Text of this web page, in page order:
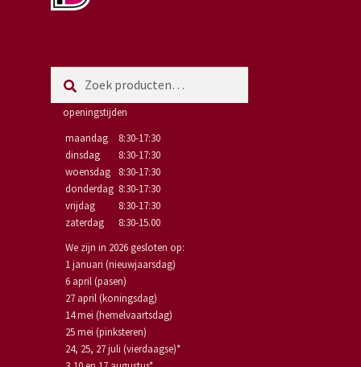
naar:
openingstijden
maandag
8:30-17:30
dinsdag
8:30-17:30
woensdag
8:30-17:30
donderdag 8:30-17:30
vrijdag
8:30-17:30
zaterdag
8:30-15.00
We zijn in 2026 gesloten op:
1 januari (nieuwjaarsdag)
6 april (pasen)
27 april (koningsdag)
14 mei (hemelvaartsdag)
25 mei (pinksteren)
24, 25, 27 juli (vierdaagse)*